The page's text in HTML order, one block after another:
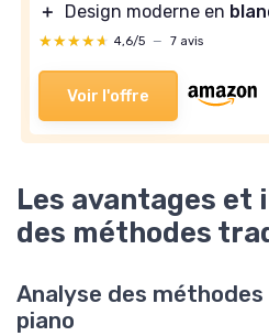
＋
Design moderne en
★★★★★
★★★★★ 4,6/5 — 7 avis
Voir l'offre
Les avantages et
des méthodes
Analyse des
piano